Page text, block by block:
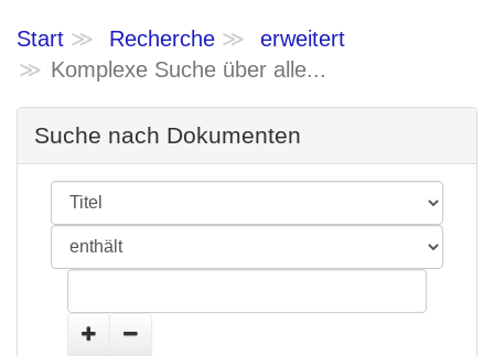
Start Recherche
erweitert
Komplexe Suche über alle...
Suche nach Dokumenten